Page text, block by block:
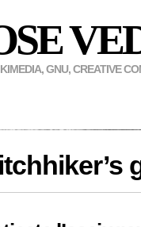
GNU, CREATIVE